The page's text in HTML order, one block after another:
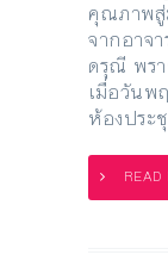
คุณภาพสู่
จากอาจ
ดรุณี พร
เมื่อวัน
ห้องประ
READ